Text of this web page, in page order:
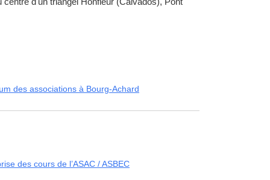
des associations à Bourg-Achard
des cours de l’ASAC / ASBEC